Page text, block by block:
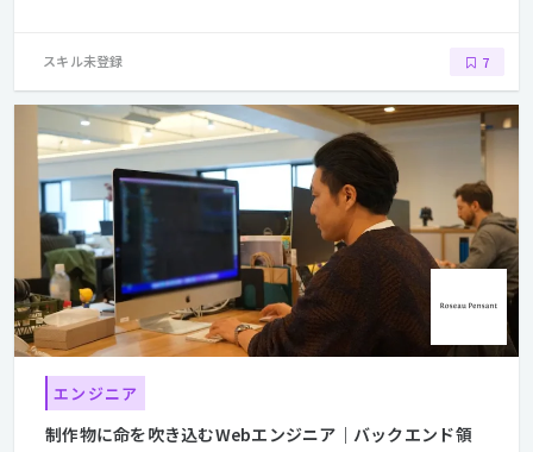
スキル未登録 7
エンジニア
制作物に命を吹き込むWebエンジニア｜バックエンド領